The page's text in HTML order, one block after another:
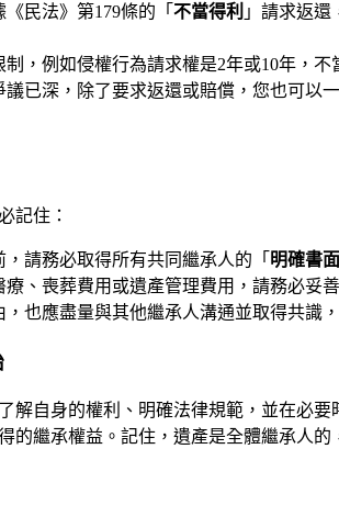
民法》第179條的「 不當得利 」請求返還
制，例如侵權行為請求權是2年或10年，
議已深，除了要求返還或賠償，您也可以
記住：
，請務必取得所有共同繼承人的「 明確書
、喪葬費用或遺產管理費用，請務必妥
，也應盡量與其他繼承人溝通並取得共識
解自身的權利、明確法律規範，並在必
繼承權益。記住，遺產是全體繼承人的